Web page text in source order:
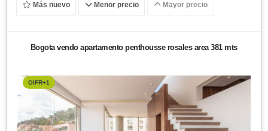
Más nuevo Menor precio Mayor precio
Bogota vendo apartamento penthousse rosales area 381 mts
OIFR+1